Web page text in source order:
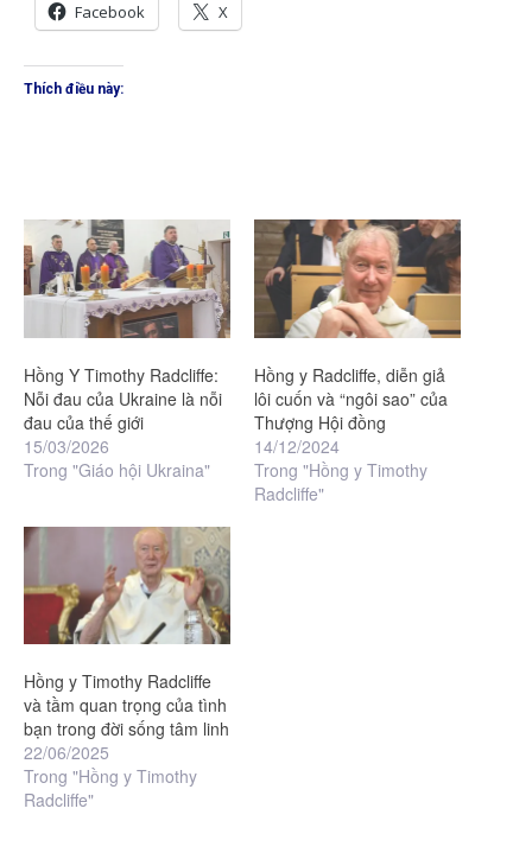
Facebook X
Thích điều này:
Hồng Y Timothy Radcliffe:
Nỗi đau của Ukraine là nỗi
đau của thế giới
15/03/2026
Trong "Giáo hội Ukraina"
Hồng y Radcliffe, diễn giả
lôi cuốn và “ngôi sao” của
Thượng Hội đồng
14/12/2024
Trong "Hồng y Timothy
Radcliffe"
Hồng y Timothy Radcliffe
và tầm quan trọng của tình
bạn trong đời sống tâm linh
22/06/2025
Trong "Hồng y Timothy
Radcliffe"